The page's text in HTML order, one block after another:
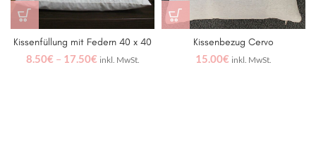
Kissenfüllung mit Federn 40 x 40
8.50€– 17.50€ inkl. MwSt.
Kissenbezug Cervo
15.00€ inkl. MwSt.